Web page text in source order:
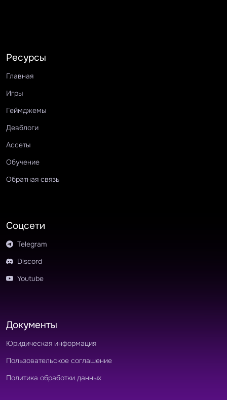
Ресурсы
Главная
Игры
Геймджемы
Девблоги
Ассеты
Обучение
Обратная связь
Соцсети
Telegram
Discord
Youtube
Документы
Юридическая информация
Пользовательское соглашение
Политика обработки данных